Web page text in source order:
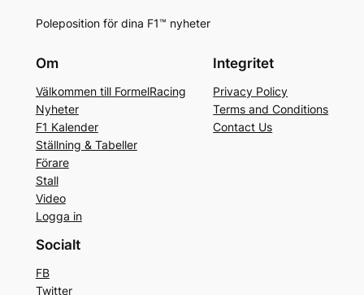
Poleposition för dina F1™ nyheter
Om
Välkommen till FormelRacing
Nyheter
F1 Kalender
Ställning & Tabeller
Förare
Stall
Video
Logga in
Integritet
Privacy Policy
Terms and Conditions
Contact Us
Socialt
FB
Twitter